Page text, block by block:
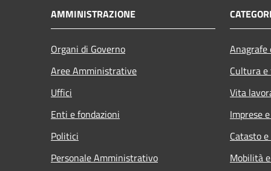
AMMINISTRAZIONE
Organi di Governo
Aree Amministrative
Uffici
Enti e fondazioni
Politici
Personale Amministrativo
Cultura
Vita
Imprese
Catasto
Mobilità